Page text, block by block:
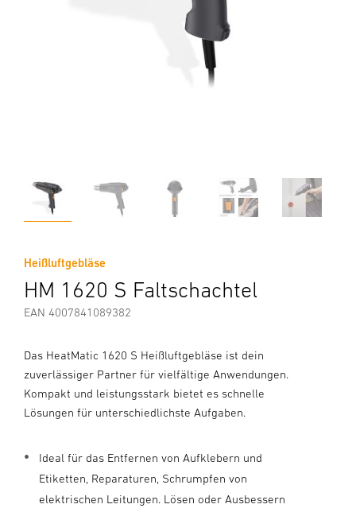
Heißluftgebläse
HM 1620 S Faltschachtel
EAN 4007841089382
Das HeatMatic 1620 S Heißluftgebläse ist dein
zuverlässiger Partner für vielfältige Anwendungen.
Kompakt und leistungsstark bietet es schnelle
Lösungen für unterschiedlichste Aufgaben.
Ideal für das Entfernen von Aufklebern und
Etiketten, Reparaturen, Schrumpfen von
elektrischen Leitungen. Lösen oder Ausbessern